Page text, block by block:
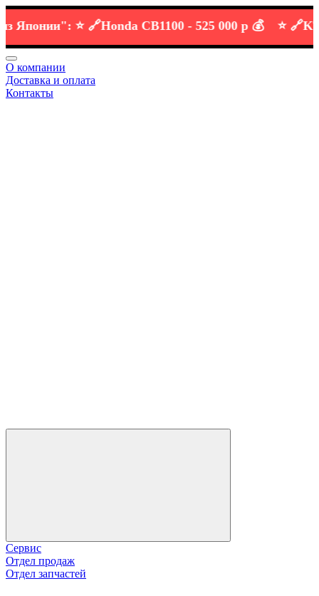
⭐️ 🔗 Honda CB1100 -525 000 р 💰 ⭐️ 🔗 KTM
О компании
Доставка и оплата
Контакты
Сервис
Отдел продаж
Отдел запчастей